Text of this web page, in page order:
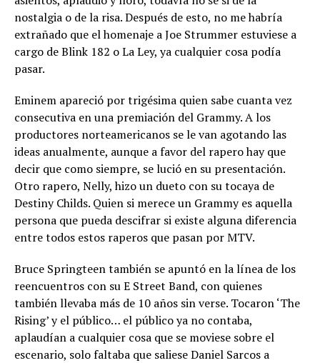
nostalgia o de la risa. Después de esto, no me habría
extrañado que el homenaje a Joe Strummer estuviese a
cargo de Blink 182 o La Ley, ya cualquier cosa podía
pasar.
Eminem apareció por trigésima quien sabe cuanta vez
consecutiva en una premiación del Grammy. A los
productores norteamericanos se le van agotando las
ideas anualmente, aunque a favor del rapero hay que
decir que como siempre, se lució en su presentación.
Otro rapero, Nelly, hizo un dueto con su tocaya de
Destiny Childs. Quien si merece un Grammy es aquella
persona que pueda descifrar si existe alguna diferencia
entre todos estos raperos que pasan por MTV.
Bruce Springteen también se apuntó en la línea de los
reencuentros con su E Street Band, con quienes
también llevaba más de 10 años sin verse. Tocaron ‘The
Rising’ y el público… el público ya no contaba,
aplaudían a cualquier cosa que se moviese sobre el
escenario, solo faltaba que saliese Daniel Sarcos a